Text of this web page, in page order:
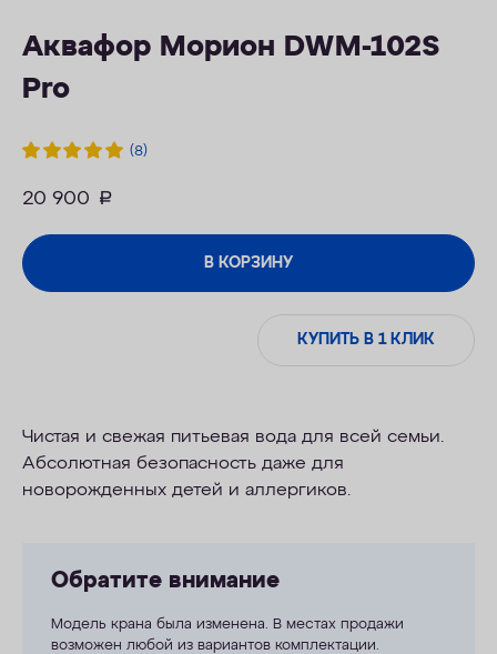
Аквафор Морион DWM-102S
Pro
(8)
20 900 руб.
В КОРЗИНУ
КУПИТЬ В 1 КЛИК
Чистая и свежая питьевая вода для всей семьи.
Абсолютная безопасность даже для
новорожденных детей и аллергиков.
Обратите внимание
Модель крана была изменена. В местах продажи
возможен любой из вариантов комплектации.